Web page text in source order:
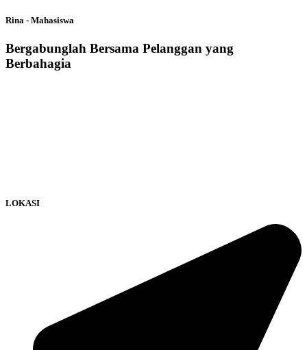
Rina - Mahasiswa
Bergabunglah Bersama Pelanggan yang
Berbahagia
LOKASI